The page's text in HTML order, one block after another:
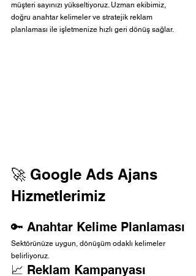
müşteri sayınızı yükseltiyoruz. Uzman ekibimiz,
doğru anahtar kelimeler ve stratejik reklam
planlaması ile işletmenize hızlı geri dönüş sağlar.
🚀 Google Ads Ajans
Hizmetlerimiz
🔑 Anahtar Kelime Planlaması
Sektörünüze uygun, dönüşüm odaklı kelimeler
belirliyoruz.
📈 Reklam Kampanyası